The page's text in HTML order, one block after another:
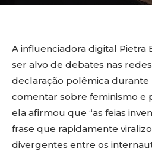
A influenciadora digital Pietra
ser alvo de debates nas
declaração polêmica durante
comentar sobre feminismo e
ela afirmou que “as feias
frase que rapidamente
divergentes entre os